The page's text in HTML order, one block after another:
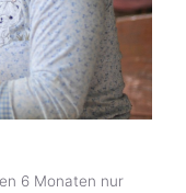
6 Monaten nur